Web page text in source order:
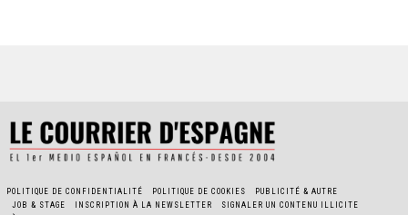
POLITIQUE DE CONFIDENTIALITÉ POLITIQUE DE COOKIES
PUBLICITÉ & AUTRE
JOB & STAGE
INSCRIPTION À LA NEWSLETTER
SIGNALER UN CONTENU ILLICITE